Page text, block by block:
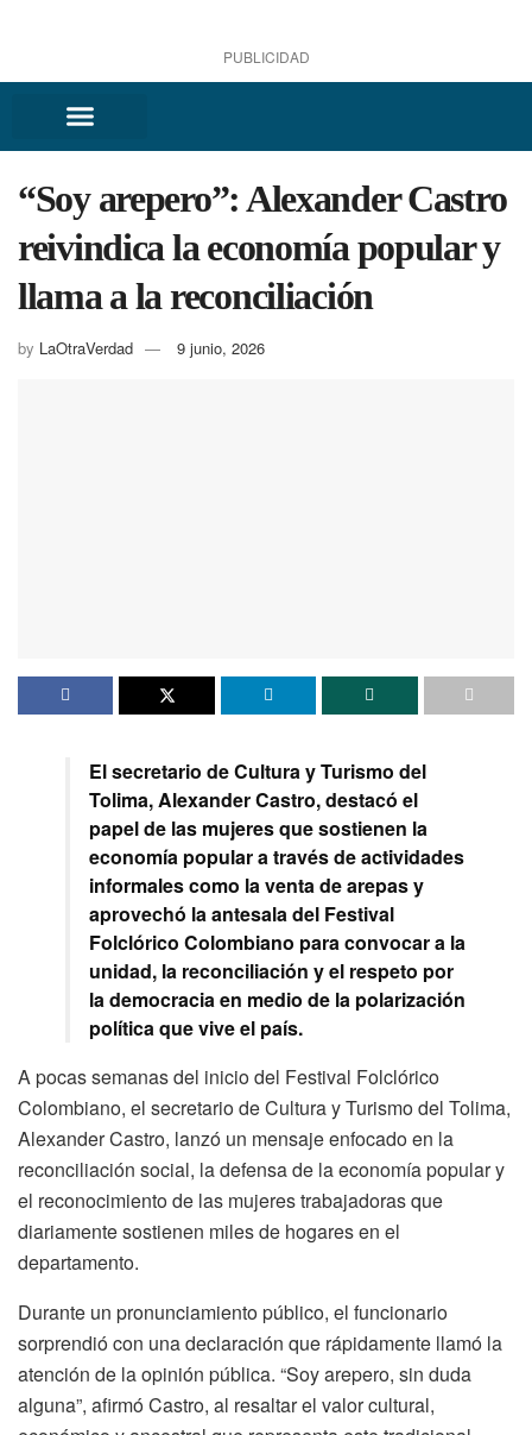
PUBLICIDAD
“Soy arepero”: Alexander Castro
reivindica la economía popular y
llama a la reconciliación
by LaOtraVerdad 9 junio, 2026
El secretario de Cultura y Turismo del
Tolima, Alexander Castro, destacó el
papel de las mujeres que sostienen la
economía popular a través de actividades
informales como la venta de arepas y
aprovechó la antesala del Festival
Folclórico Colombiano para convocar a la
unidad, la reconciliación y el respeto por
la democracia en medio de la polarización
política que vive el país.
A pocas semanas del inicio del Festival Folclórico
Colombiano, el secretario de Cultura y Turismo del Tolima,
Alexander Castro, lanzó un mensaje enfocado en la
reconciliación social, la defensa de la economía popular y
el reconocimiento de las mujeres trabajadoras que
diariamente sostienen miles de hogares en el
departamento.
Durante un pronunciamiento público, el funcionario
sorprendió con una declaración que rápidamente llamó la
atención de la opinión pública. “Soy arepero, sin duda
alguna”, afirmó Castro, al resaltar el valor cultural,